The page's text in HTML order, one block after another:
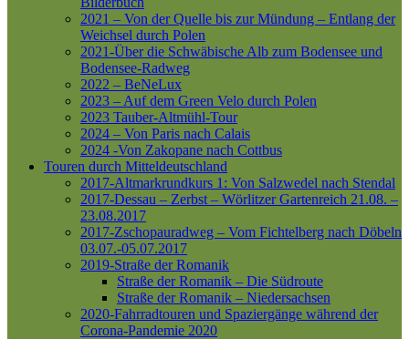
2021 – Von der Quelle bis zur Mündung – Entlang der
Weichsel durch Polen
2021-Über die Schwäbische Alb zum Bodensee und
Bodensee-Radweg
2022 – BeNeLux
2023 – Auf dem Green Velo durch Polen
2023 Tauber-Altmühl-Tour
2024 – Von Paris nach Calais
2024 -Von Zakopane nach Cottbus
Touren durch Mitteldeutschland
2017-Altmarkrundkurs 1: Von Salzwedel nach Stendal
2017-Dessau – Zerbst – Wörlitzer Gartenreich 21.08. –
23.08.2017
2017-Zschopauradweg – Vom Fichtelberg nach Döbeln
03.07.-05.07.2017
2019-Straße der Romanik
Straße der Romanik – Die Südroute
Straße der Romanik – Niedersachsen
2020-Fahrradtouren und Spaziergänge während der
Corona-Pandemie 2020